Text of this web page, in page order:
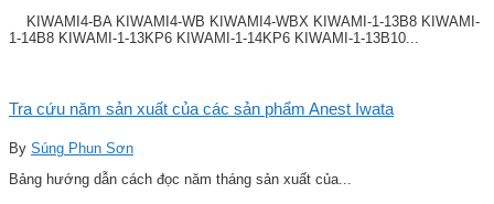
KIWAMI4-BA KIWAMI4-WB KIWAMI4-WBX KIWAMI-1-13B8 KIWAMI-
1-14B8 KIWAMI-1-13KP6 KIWAMI-1-14KP6 KIWAMI-1-13B10...
Tra cứu năm sản xuất của các sản phẩm Anest Iwata
By Súng Phun Sơn
Bảng hướng dẫn cách đọc năm tháng sản xuất của...